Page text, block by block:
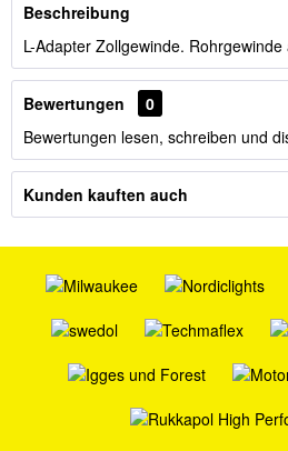
Beschreibung
L-Adapter Zollgewinde.
Bewertungen
0
Bewertungen lesen, schreiben und
Kunden kauften auch